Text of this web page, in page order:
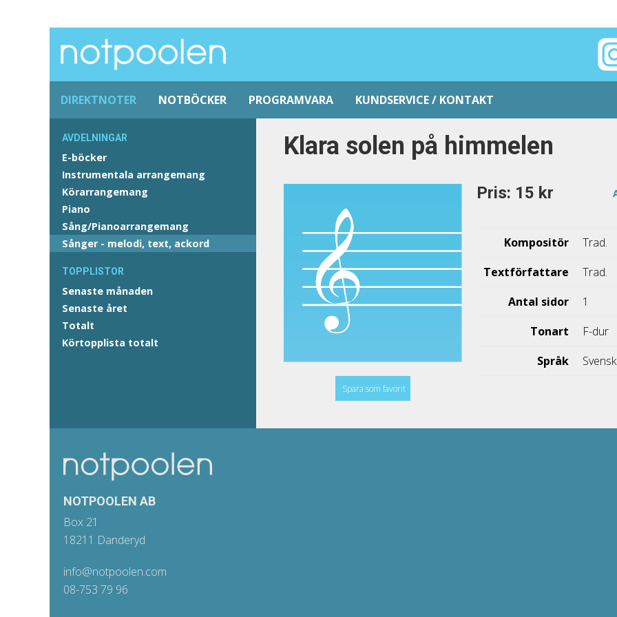
DIREKTNOTER NOTBÖCKER PROGRAMVARA KUNDSERVICE / KONTAKT
AVDELNINGAR
E-böcker
Instrumentala arrangemang
Körarrangemang
Piano
Sång/Pianoarrangemang
Sånger - melodi, text, ackord
TOPPLISTOR
Senaste månaden
Senaste året
Totalt
Körtopplista totalt
Klara solen på himmelen
Spara som favorit
Pris: 15 kr
Kompositör
Trad.
Textförfattare
Trad.
Antal sidor
1
Tonart
F-dur
Språk
NOTPOOLEN AB
Box 21
18211 Danderyd
info@notpoolen.com
08-753 79 96